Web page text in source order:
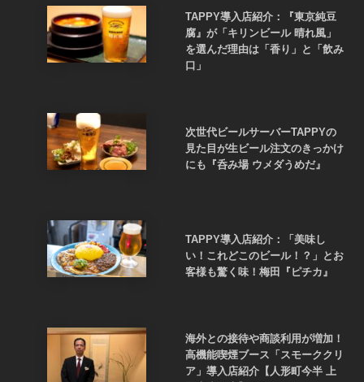
TAPPY導入店紹介：『東京純豆
腐』が「キリンビール 晴れ風」
を選んだ理由は「香り」と「飲み
口」
次世代ビールサーバーTAPPYの
見た目が生ビール注文のきっかけ
にも『呑み場 ウメダうめだ』
TAPPY導入店紹介：「美味し
い！これどこのビール！？」とお
客様も驚く味！梅田『ピチカ』
海外との接待や商談利用が増加！
高機能喫煙ブース「スモーククリ
ア」導入店紹介【人形町今半 上